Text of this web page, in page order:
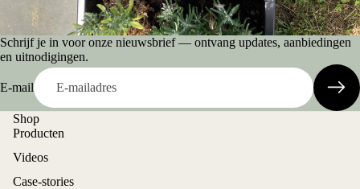
Schrijf je in voor onze nieuwsbrief — ontvang updates, aanbiedingen
en uitnodigingen.
E-mail
Shop
Producten
Videos
Case-stories